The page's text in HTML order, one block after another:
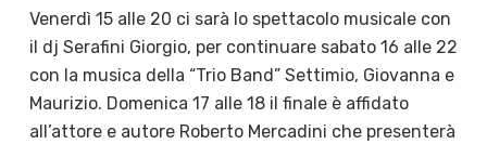
Venerdì 15 alle 20 ci sarà lo spettacolo musicale con
il dj Serafini Giorgio, per continuare sabato 16 alle 22
con la musica della “Trio Band” Settimio, Giovanna e
Maurizio. Domenica 17 alle 18 il finale è affidato
all’attore e autore Roberto Mercadini che presenterà